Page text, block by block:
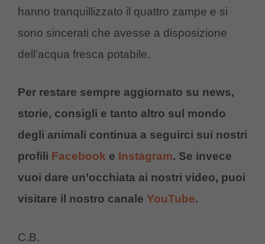
hanno tranquillizzato il quattro zampe e si
sono sincerati che avesse a disposizione
dell’acqua fresca potabile.
Per restare sempre aggiornato su news,
storie, consigli e tanto altro sul mondo
degli animali continua a seguirci sui nostri
profili Facebook e Instagram. Se invece
vuoi dare un’occhiata ai nostri video, puoi
visitare il nostro canale YouTube.
C.B.